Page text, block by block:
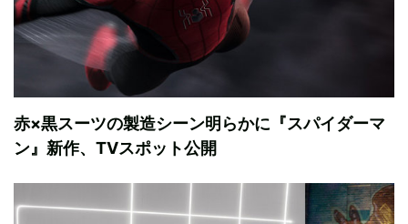
赤×黒スーツの製造シーン明らかに『スパイダーマ
ン』新作、TVスポット公開